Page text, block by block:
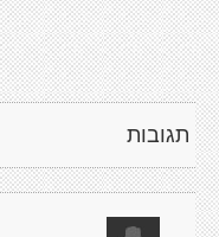
תגובות